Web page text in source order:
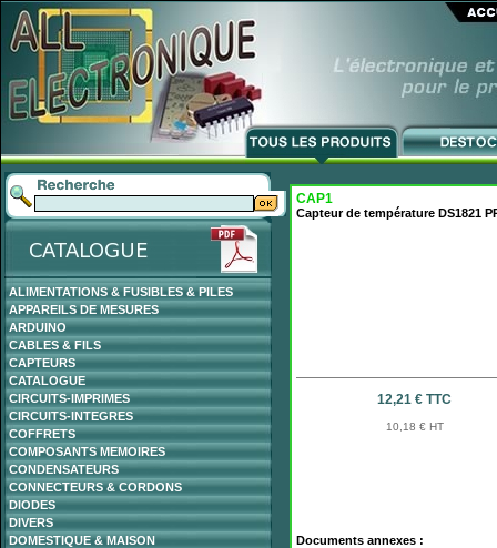
ALIMENTATIONS & FUSIBLES & PILES
APPAREILS DE MESURES
ARDUINO
CABLES & FILS
CAPTEURS
CATALOGUE
CIRCUITS-IMPRIMES
CIRCUITS-INTEGRES
COFFRETS
COMPOSANTS MEMOIRES
CONDENSATEURS
CONNECTEURS & CORDONS
DIODES
DIVERS
DOMESTIQUE & MAISON
CAP1
Capteur de température DS1821
12,21 € TTC
10,18 € HT
Documents annexes :